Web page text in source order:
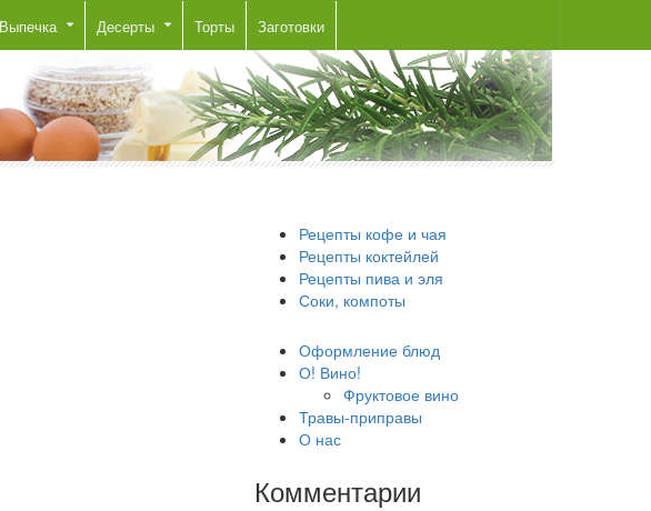
Выпечка Десерты Торты Заготовки
Рецепты кофе и чая
Рецепты коктейлей
Рецепты пива и эля
Соки, компоты
Оформление блюд
О! Вино!
Фруктовое вино
Травы-приправы
О нас
Комментарии